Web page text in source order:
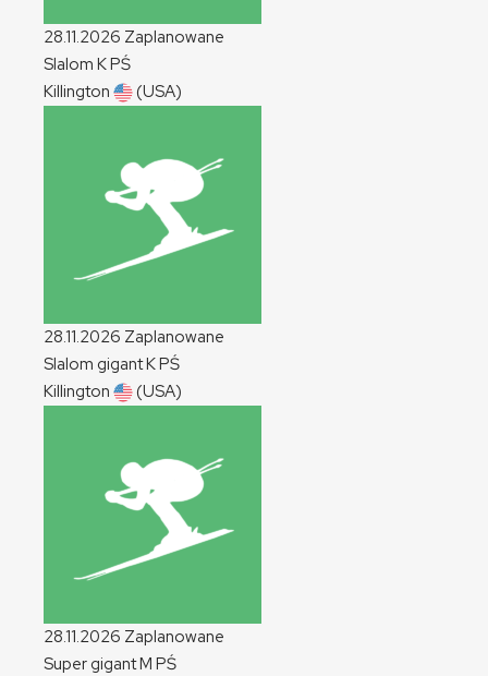
28.11.2026 Zaplanowane
Slalom KPŚ
Killington
(USA)
28.11.2026 Zaplanowane
Slalom gigantKPŚ
Killington
(USA)
28.11.2026 Zaplanowane
Super gigantM PŚ